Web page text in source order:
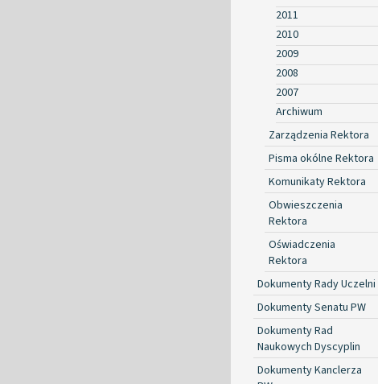
2011
2010
2009
2008
2007
Archiwum
Zarządzenia Rektora
Pisma okólne Rektora
Komunikaty Rektora
Obwieszczenia
Rektora
Oświadczenia
Rektora
Dokumenty Rady Uczelni
Dokumenty Senatu PW
Dokumenty Rad
Naukowych Dyscyplin
Dokumenty Kanclerza